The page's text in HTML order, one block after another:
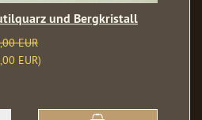
und Bergkristall
EUR
EUR)